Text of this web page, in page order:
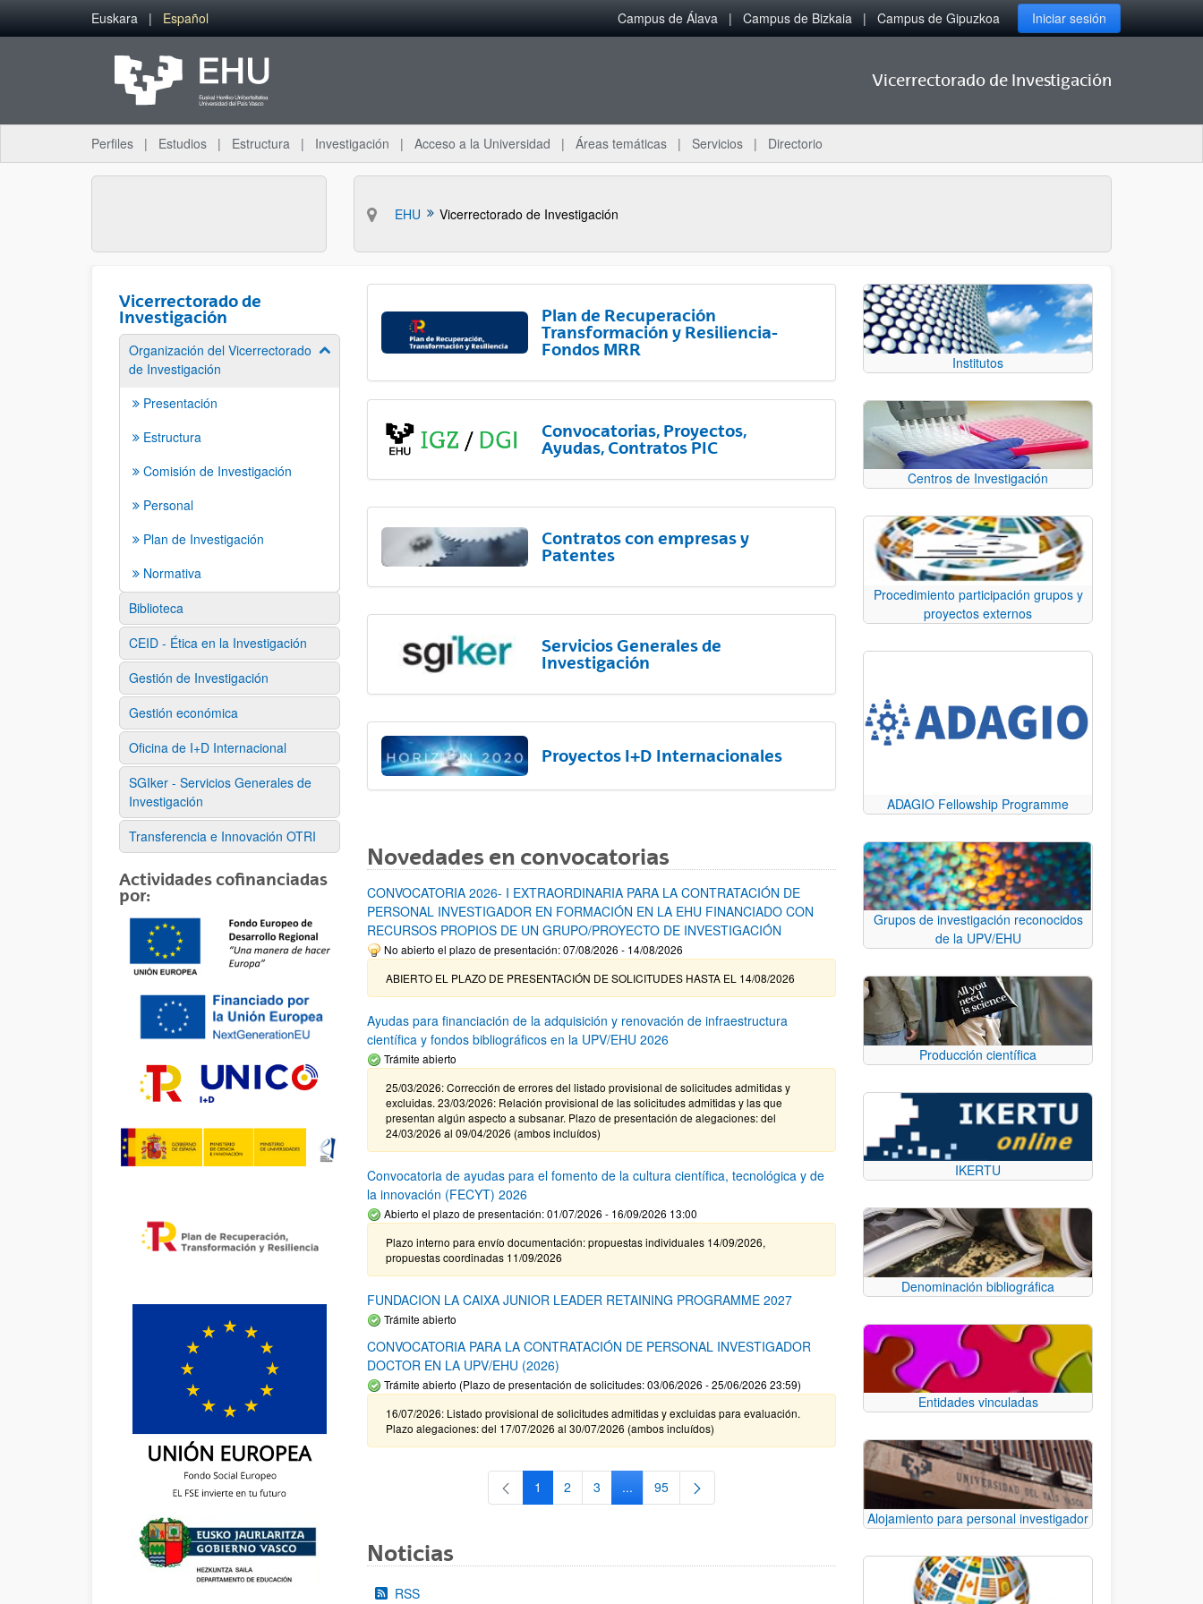
Saltar al contenido principal
Euskara Español Campus de Álava Campus de Bizkaia Campus de Gipuzkoa Iniciar sesión
Vicerrectorado de Investigación
Perfiles Estudios Estructura Investigación Acceso a la Universidad Áreas temáticas Servicios Directorio
EHU Vicerrectorado de Investigación
Vicerrectorado de
Investigación
Organización del Vicerrectorado
de Investigación
Mostrar/ocultar subpáginas
Presentación
Estructura
Comisión de Investigación
Personal
Plan de Investigación
Normativa
Biblioteca
CEID - Ética en la Investigación
Gestión de Investigación
Gestión económica
Oficina de I+D Internacional
SGIker - Servicios Generales de
Investigación
Transferencia e Innovación OTRI
Actividades cofinanciadas
por:
Plan de Recuperación
Transformación y Resiliencia-
Fondos MRR
Convocatorias, Proyectos,
Ayudas, Contratos PIC
Contratos con empresas y
Patentes
Servicios Generales de
Investigación
Proyectos I+D Internacionales
Novedades en convocatorias
CONVOCATORIA 2026- I EXTRAORDINARIA PARA LA CONTRATACIÓN DE
PERSONAL INVESTIGADOR EN FORMACIÓN EN LA EHU FINANCIADO CON
RECURSOS PROPIOS DE UN GRUPO/PROYECTO DE INVESTIGACIÓN
No abierto el plazo de presentación: 07/08/2026 - 14/08/2026
ABIERTO EL PLAZO DE PRESENTACIÓN DE SOLICITUDES HASTA EL 14/08/2026
Ayudas para financiación de la adquisición y renovación de infraestructura
científica y fondos bibliográficos en la UPV/EHU 2026
Trámite abierto
25/03/2026: Corrección de errores del listado provisional de solicitudes admitidas y
excluidas. 23/03/2026: Relación provisional de las solicitudes admitidas y las que
presentan algún aspecto a subsanar. Plazo de presentación de alegaciones: del
24/03/2026 al 09/04/2026 (ambos incluídos)
Convocatoria de ayudas para el fomento de la cultura científica, tecnológica y de
la innovación (FECYT) 2026
Abierto el plazo de presentación: 01/07/2026 - 16/09/2026 13:00
Plazo interno para envío documentación: propuestas individuales 14/09/2026,
propuestas coordinadas 11/09/2026
FUNDACION LA CAIXA JUNIOR LEADER RETAINING PROGRAMME 2027
Trámite abierto
CONVOCATORIA PARA LA CONTRATACIÓN DE PERSONAL INVESTIGADOR
DOCTOR EN LA UPV/EHU (2026)
Trámite abierto (Plazo de presentación de solicitudes: 03/06/2026 - 25/06/2026 23:59)
16/07/2026: Listado provisional de solicitudes admitidas y excluidas para evaluación.
Plazo alegaciones: del 17/07/2026 al 30/07/2026 (ambos incluídos)
Página
1 Página
2 Página
3 ...Páginas intermedias Use TAB para desplazarse.
Página
95
Noticias
RSS
Institutos
Centros de Investigación
Procedimiento participación grupos y
proyectos externos
ADAGIO Fellowship Programme
Grupos de investigación reconocidos
de la UPV/EHU
Producción científica
IKERTU
Denominación bibliográfica
Entidades vinculadas
Alojamiento para personal investigador